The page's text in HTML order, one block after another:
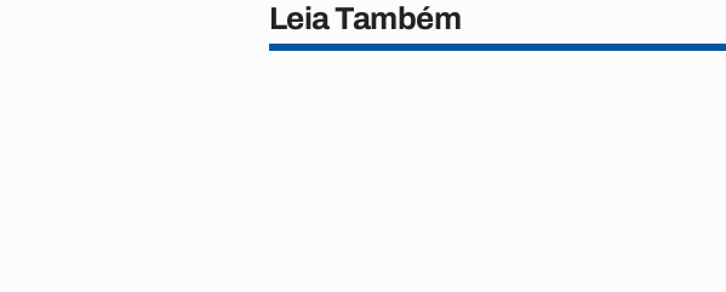
Leia Também